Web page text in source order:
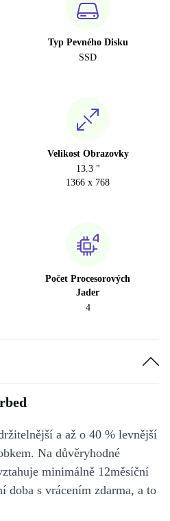
Typ Pevného Disku
SSD
Velikost Obrazovky
13.3 "
1366 x 768
Počet Procesorových
Jader
4
a až o 40 % levnější
Na důvěryhodné
minimálně 12měsíční
doba s vrácením zdarma, a to